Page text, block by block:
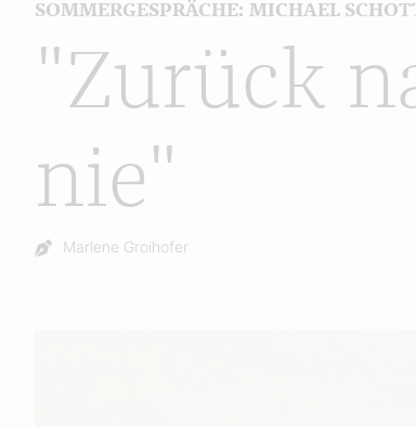
"Zurück
nie"
SOMMERGESPRÄCHE: MICHAEL
Autor:
Marlene Groihofer